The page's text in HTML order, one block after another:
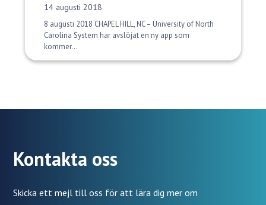
Publiceringsdatum:
14 augusti 2018
8 augusti 2018 CHAPEL HILL, NC – University of North
Carolina System har avslöjat en ny app som
kommer...
Kontakta oss
Skicka ett mejl till oss för att lära dig mer om